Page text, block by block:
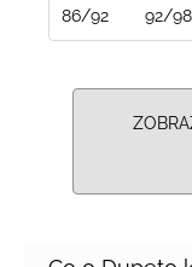
86/92 92/98